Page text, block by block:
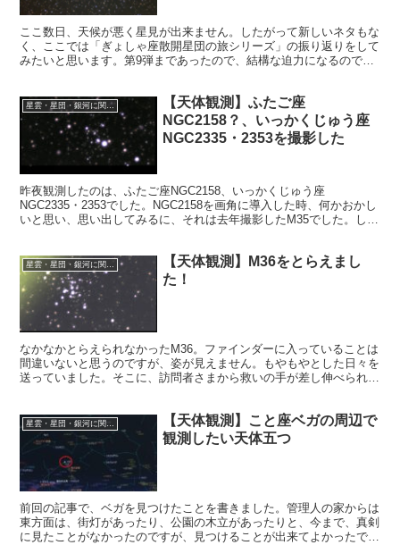
ここ数日、天候が悪く星見が出来ません。したがって新しいネタもな
く、ここでは「ぎょしゃ座散開星団の旅シリーズ」の振り返りをして
みたいと思います。第9弾まであったので、結構な迫力になるのでは
星雲・星団・銀河に関する情報
【天体観測】ふたご座
NGC2158？、いっかくじゅう座
NGC2335・2353を撮影した
昨夜観測したのは、ふたご座NGC2158、いっかくじゅう座
NGC2335・2353でした。NGC2158を画角に導入した時、何かおかし
いと思い、思い出してみるに、それは去年撮影したM35でした。しか
【天体観測】M36をとらえまし
た！
なかなかとらえられなかったM36。ファインダーに入っていることは
間違いないと思うのですが、姿が見えません。もやもやとした日々を
送っていました。そこに、訪問者さまから救いの手が差し伸べられま
【天体観測】こと座ベガの周辺で
観測したい天体五つ
前回の記事で、ベガを見つけたことを書きました。管理人の家からは
東方面は、街灯があったり、公園の木立があったりと、今まで、真剣
に見たことがなかったのですが、見つけることが出来てよかったで